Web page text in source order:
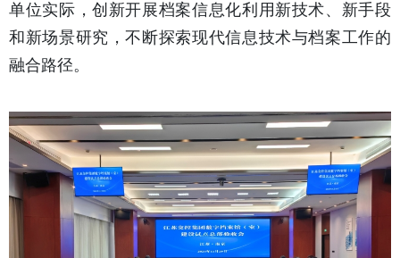
单位实际，创新开展档案信息化利用新技术、新手段
和新场景研究，不断探索现代信息技术与档案工作的
融合路径。